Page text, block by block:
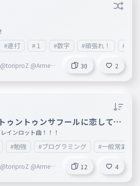
#連打 #１ #数字 #頑張れ！
@Armed
30 2
ゥントゥンサフールに恋してる
ング
インロット曲！！！
#勉強 #プログラミング #一般常識
@Armed
12 4